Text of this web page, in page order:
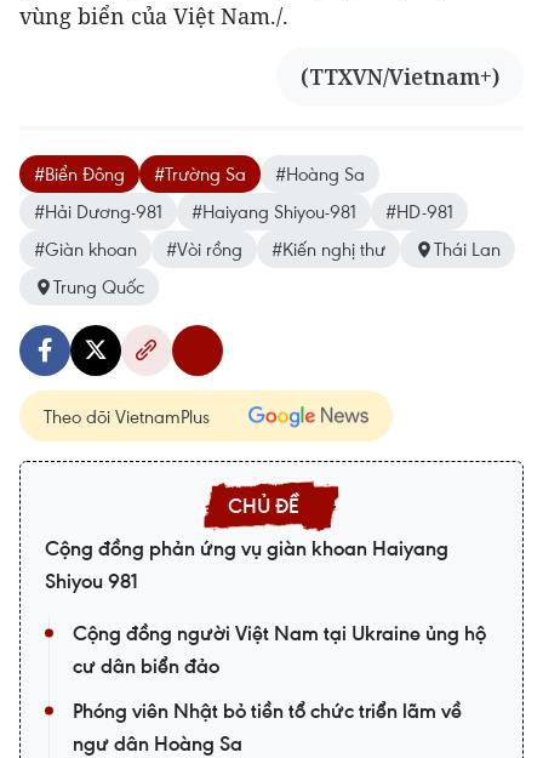
vùng biển của Việt Nam./.
(TTXVN/Vietnam+)
#Biển Đông #Trường Sa
#Hoàng Sa
#Hải Dương-981
#Haiyang Shiyou-981
#HD-981
#Giàn khoan
#Vòi rồng #Kiến nghị thư
Thái Lan
Trung Quốc
Theo dõi VietnamPlus
Cộng đồng phản ứng vụ giàn khoan Haiyang
Shiyou 981
Cộng đồng người Việt Nam tại Ukraine ủng hộ
cư dân biển đảo
Phóng viên Nhật bỏ tiền tổ chức triển lãm về
ngư dân Hoàng Sa